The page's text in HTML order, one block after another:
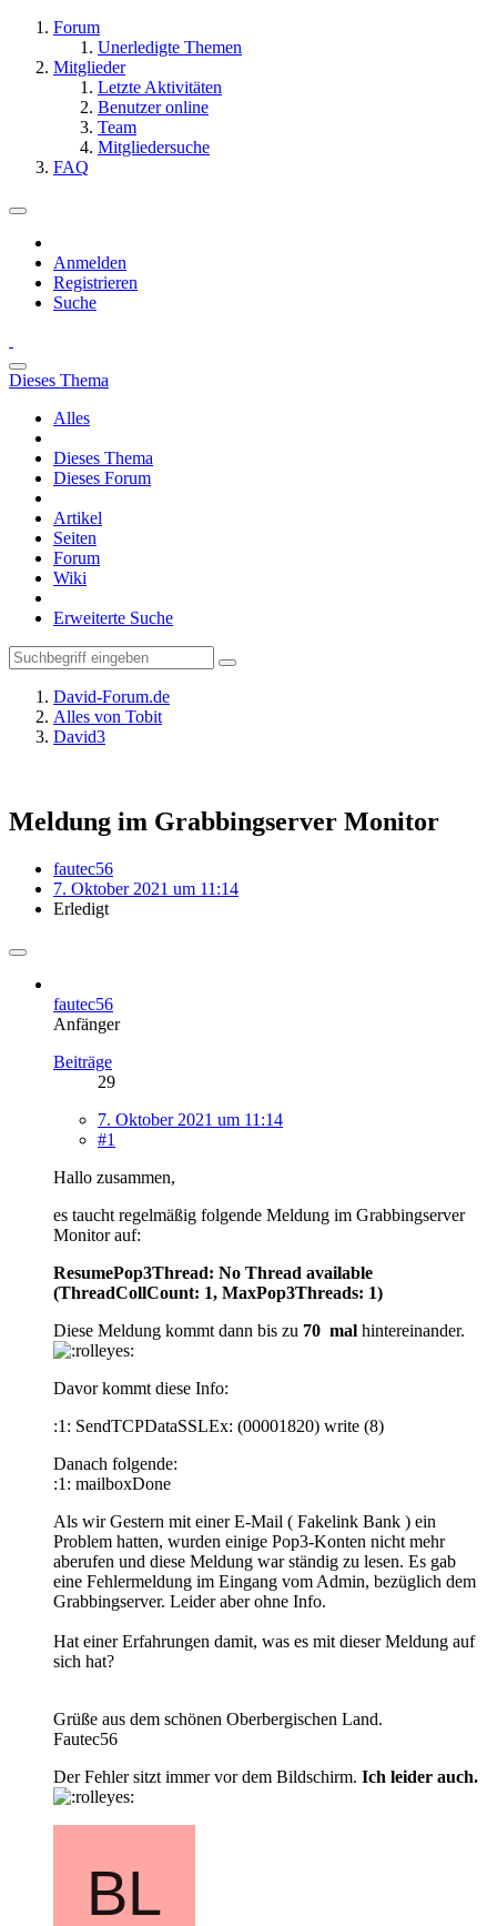
Forum
Unerledigte Themen
Mitglieder
Letzte Aktivitäten
Benutzer online
Team
Mitgliedersuche
FAQ
Anmelden
Registrieren
Suche
Dieses Thema
Alles
Dieses Thema
Dieses Forum
Artikel
Seiten
Forum
Wiki
Erweiterte Suche
David-Forum.de
Alles von Tobit
David3
Meldung im Grabbingserver Monitor
fautec56
7. Oktober 2021 um 11:14
Erledigt
fautec56
Anfänger
Beiträge
29
7. Oktober 2021 um 11:14
#1
Hallo zusammen,
es taucht regelmäßig folgende Meldung im Grabbingserver
Monitor auf:
ResumePop3Thread: No Thread available
(ThreadCollCount: 1, MaxPop3Threads: 1)
Diese Meldung kommt dann bis zu 70 mal hintereinander.
Davor kommt diese Info:
:1: SendTCPDataSSLEx: (00001820) write (8)
Danach folgende:
:1: mailboxDone
Als wir Gestern mit einer E-Mail ( Fakelink Bank ) ein
Problem hatten, wurden einige Pop3-Konten nicht mehr
aberufen und diese Meldung war ständig zu lesen. Es gab
eine Fehlermeldung im Eingang vom Admin, bezüglich dem
Grabbingserver. Leider aber ohne Info.
Hat einer Erfahrungen damit, was es mit dieser Meldung auf
sich hat?
Grüße aus dem schönen Oberbergischen Land.
Fautec56
Der Fehler sitzt immer vor dem Bildschirm. Ich leider auch.